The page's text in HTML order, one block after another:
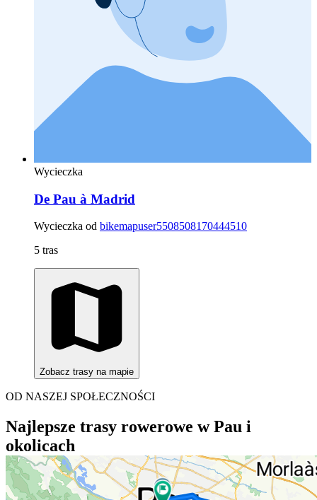
Wycieczka
De Pau à Madrid
Wycieczka od bikemapuser5508508170444510
5 tras
Zobacz trasy na mapie
OD NASZEJ SPOŁECZNOŚCI
Najlepsze trasy rowerowe w Pau i
okolicach